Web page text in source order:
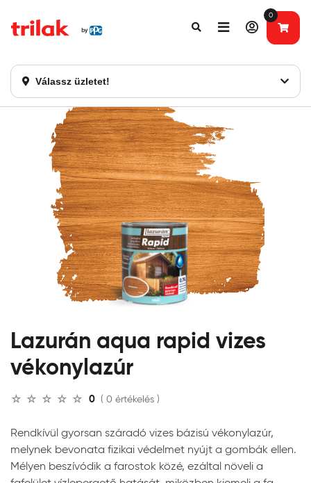
Válassz üzletet!
0
Fontos tájékoztatás!
Lazurán aqua rapid vizes
vékonylazúr
0 ( 0 értékelés )
Rendkívül gyorsan száradó vizes bázisú vékonylazúr,
melynek bevonata fizikai védelmet nyújt a gombák ellen.
Mélyen beszívódik a farostok közé, ezáltal növeli a